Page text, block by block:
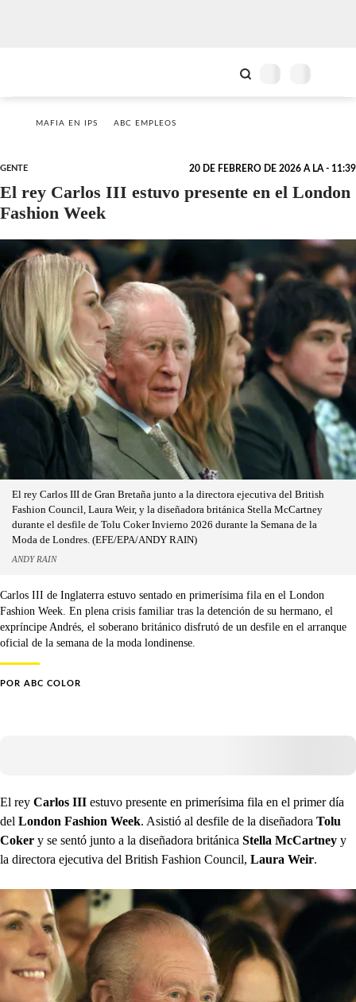
MAFIA EN IPS ABC EMPLEOS
GENTE 20 DE FEBRERO DE 2026 A LA - 11:39
El rey Carlos III estuvo presente en el London
Fashion Week
El rey Carlos III de Gran Bretaña junto a la directora ejecutiva del British
Fashion Council, Laura Weir, y la diseñadora británica Stella McCartney
durante el desfile de Tolu Coker Invierno 2026 durante la Semana de la
Moda de Londres. (EFE/EPA/ANDY RAIN)
ANDY RAIN
Carlos III de Inglaterra estuvo sentado en primerísima fila en el London
Fashion Week. En plena crisis familiar tras la detención de su hermano, el
expríncipe Andrés, el soberano británico disfrutó de un desfile en el arranque
oficial de la semana de la moda londinense.
POR ABC COLOR
El rey Carlos III estuvo presente en primerísima fila en el primer día
del London Fashion Week. Asistió al desfile de la diseñadora Tolu
Coker y se sentó junto a la diseñadora británica Stella McCartney y
la directora ejecutiva del British Fashion Council, Laura Weir.